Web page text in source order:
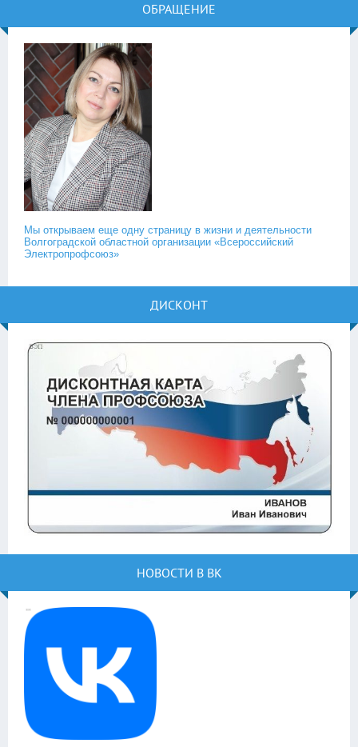
ОБРАЩЕНИЕ
Мы открываем еще одну страницу в жизни и деятельности
Волгоградской областной организации «Всероссийский
Электропрофсоюз»
ДИСКОНТ
НОВОСТИ В ВК